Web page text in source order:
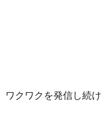
ワクワクを発信し続け